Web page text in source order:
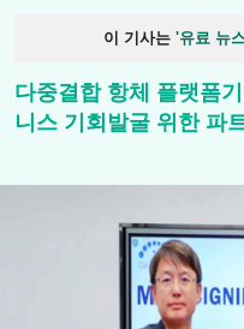
이 기사는 '유료 뉴
다중결합 항체 플랫폼
니스 기회발굴 위한 파